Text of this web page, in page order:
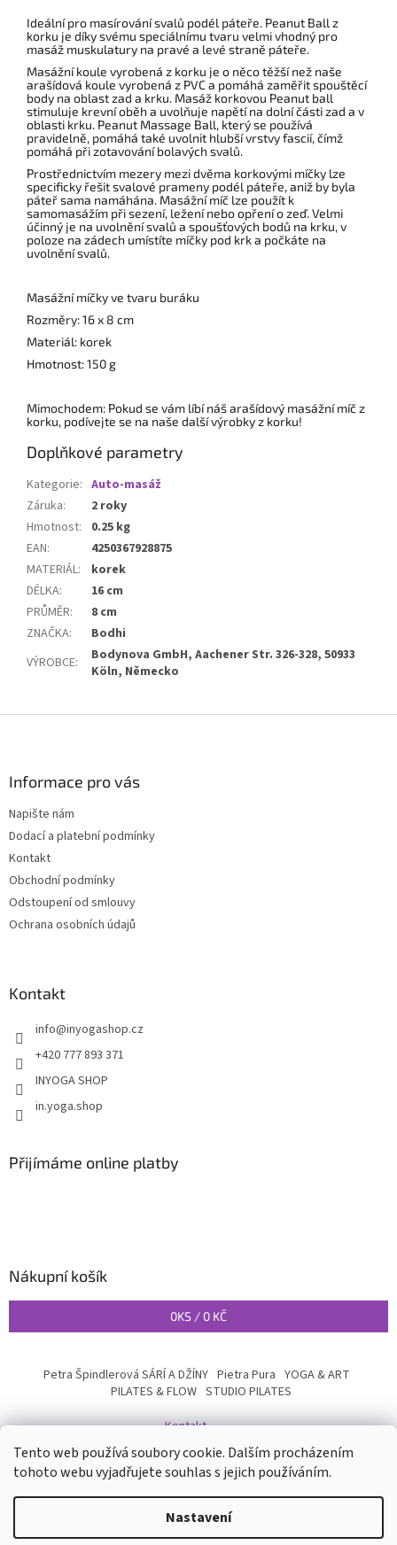
Tento web používá soubory cookie. Dalším procházením
tohoto webu vyjadřujete souhlas s jejich používáním.
Nastavení
Ideální pro masírování svalů podél páteře. Peanut Ball z
korku je díky svému speciálnímu tvaru velmi vhodný pro
masáž muskulatury na pravé a levé straně páteře.
Masážní koule vyrobená z korku je o něco těžší než naše
arašídová koule vyrobená z PVC a pomáhá zaměřit spouštěcí
body na oblast zad a krku. Masáž korkovou Peanut ball
stimuluje krevní oběh a uvolňuje napětí na dolní části zad a v
oblasti krku. Peanut Massage Ball, který se používá
pravidelně, pomáhá také uvolnit hlubší vrstvy fascií, čímž
pomáhá při zotavování bolavých svalů.
Prostřednictvím mezery mezi dvěma korkovými míčky lze
specificky řešit svalové prameny podél páteře, aniž by byla
páteř sama namáhána. Masážní míč lze použít k
samomasážím při sezení, ležení nebo opření o zeď. Velmi
účinný je na uvolnění svalů a spoušťových bodů na krku, v
poloze na zádech umístíte míčky pod krk a počkáte na
uvolnění svalů.
Masážní míčky ve tvaru buráku
Rozměry: 16 x 8 cm
Materiál: korek
Hmotnost: 150 g
Mimochodem: Pokud se vám líbí náš arašídový masážní míč z
korku, podívejte se na naše další výrobky z korku!
Doplňkové parametry
Kategorie: Auto-masáž
Záruka:
2 roky
Hmotnost:
0.25 kg
EAN:
4250367928875
MATERIÁL:
korek
DÉLKA:
16 cm
PRŮMĚR:
8 cm
ZNAČKA:
Bodhi
VÝROBCE:
Bodynova GmbH, Aachener Str. 326-328, 50933
Köln, Německo
Informace pro vás
Napište nám
Dodací a platební podmínky
Kontakt
Obchodní podmínky
Odstoupení od smlouvy
Ochrana osobních údajů
Kontakt
info@inyogashop.cz
+420 777 893 371
INYOGA SHOP
in.yoga.shop
Přijímáme online platby
Nákupní košík
0KS / 0 KČ
Petra Špindlerová SÁRÍ A DŽÍNY Pietra Pura YOGA & ART
PILATES & FLOW STUDIO PILATES
Kontakt